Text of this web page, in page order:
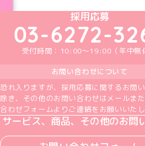
めいどりーみん
めいどり
めい
採用応募
03-6272-
受付時間：10:00～19:00（年中無
お問い合わせについて
恐れ入りますが、採用応募に関するお問
除き、その他のお問い合わせはメールま
合わせフォームよりご連絡をお願いいたし
サービス、商品、その他のお問